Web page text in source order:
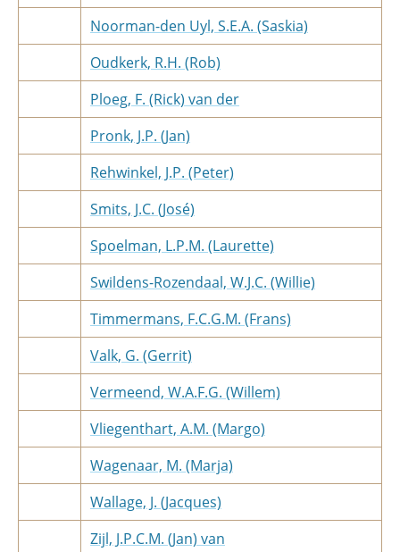
Noorman-den Uyl, S.E.A. (Saskia)
Oudkerk, R.H. (Rob)
Ploeg, F. (Rick) van der
Pronk, J.P. (Jan)
Rehwinkel, J.P. (Peter)
Smits, J.C. (José)
Spoelman, L.P.M. (Laurette)
Swildens-Rozendaal, W.J.C. (Willie)
Timmermans, F.C.G.M. (Frans)
Valk, G. (Gerrit)
Vermeend, W.A.F.G. (Willem)
Vliegenthart, A.M. (Margo)
Wagenaar, M. (Marja)
Wallage, J. (Jacques)
Zijl, J.P.C.M. (Jan) van